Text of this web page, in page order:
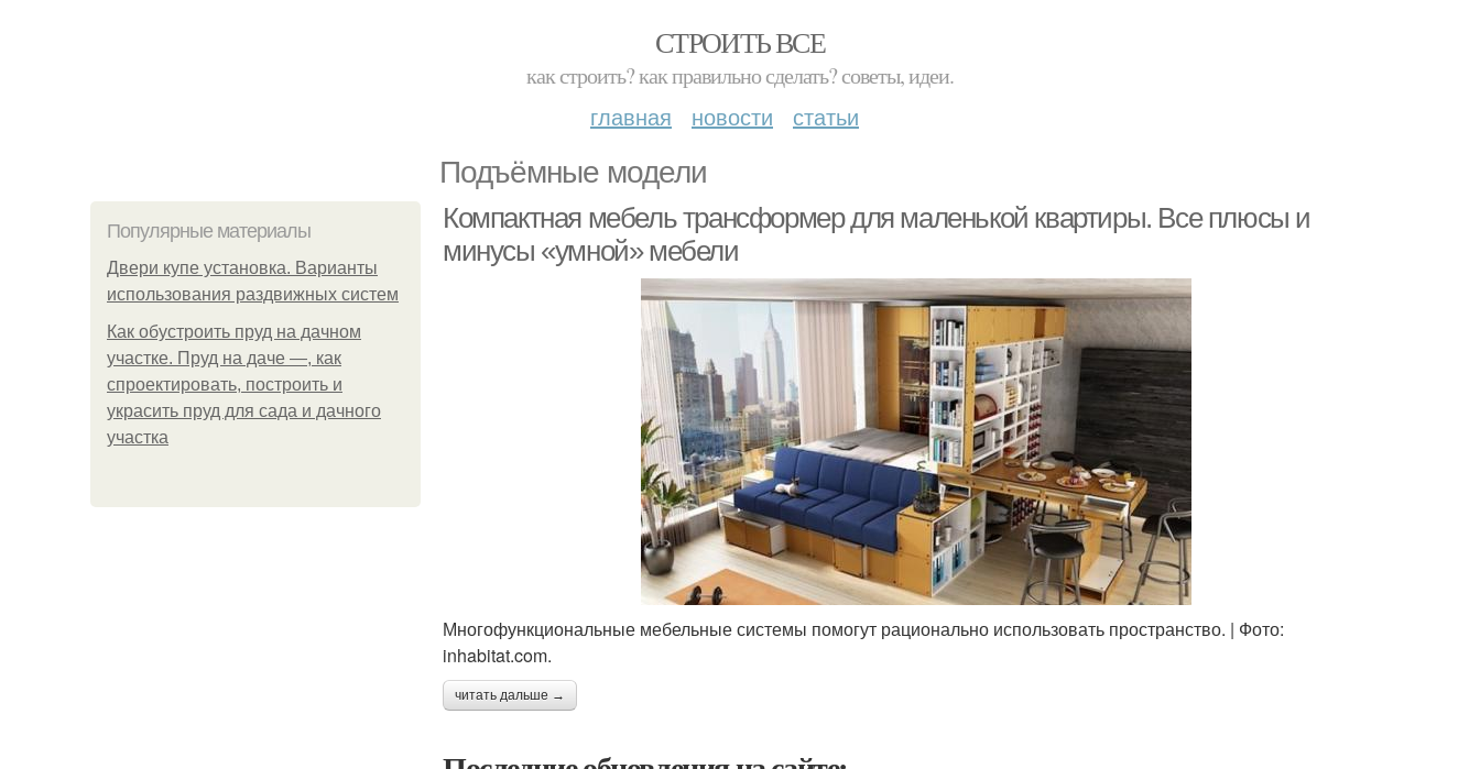
СТРОИТЬ ВСЕ
как строить? как правильно сделать? советы, идеи.
главная новости статьи
Подъёмные модели
Популярные материалы
Двери купе установка. Варианты
использования раздвижных систем
Как обустроить пруд на дачном
участке. Пруд на даче —, как
спроектировать, построить и
украсить пруд для сада и дачного
участка
Компактная мебель трансформер для маленькой квартиры. Все плюсы и
минусы «умной» мебели
Многофункциональные мебельные системы помогут рационально использовать пространство. | Фото:
inhabitat.com.
читать дальше →